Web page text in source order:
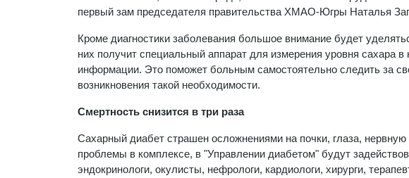
первый зам председателя правительства ХМАО-Югры Наталья
Кроме диагностики заболевания большое внимание будет
них получит специальный аппарат для измерения уровня сахара
информации. Это поможет больным самостоятельно следить за
возникновения такой необходимости.
Смертность снизится в три раза
Сахарный диабет страшен осложнениями на почки, глаза,
проблемы в комплексе, в "Управлении диабетом" будут
эндокринологи, окулисты, нефрологи, кардиологи, хирурги,